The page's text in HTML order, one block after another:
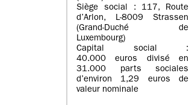
Siège social : 117, Route
d’Arlon, L-8009 Strassen
(Grand-Duché de
Luxembourg)
Capital social :
40.000 euros divisé en
31.000 parts sociales
d’environ 1,29 euros de
valeur nominale